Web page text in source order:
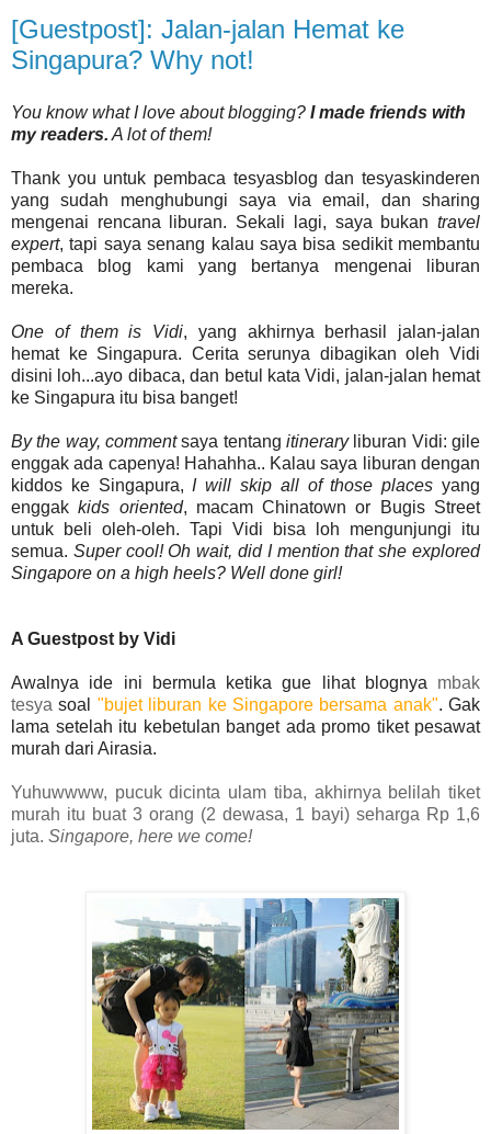
[Guestpost]: Jalan-jalan Hemat ke
Singapura? Why not!
You know what I love about blogging? I made friends with
my readers. A lot of them!
Thank you untuk pembaca tesyasblog dan tesyaskinderen
yang sudah menghubungi saya via email, dan sharing
mengenai rencana liburan. Sekali lagi, saya bukan travel
expert, tapi saya senang kalau saya bisa sedikit membantu
pembaca blog kami yang bertanya mengenai liburan
mereka.
One of them is Vidi, yang akhirnya berhasil jalan-jalan
hemat ke Singapura. Cerita serunya dibagikan oleh Vidi
disini loh...ayo dibaca, dan betul kata Vidi, jalan-jalan hemat
ke Singapura itu bisa banget!
By the way, commentsaya tentangitineraryliburan Vidi: gile
enggak ada capenya! Hahahha.. Kalau saya liburan dengan
kiddos ke Singapura, I will skip all of those places yang
enggakkids oriented, macam Chinatown or Bugis Street
untuk beli oleh-oleh. Tapi Vidi bisa loh mengunjungi itu
semua. Super cool! Oh wait, did I mention that she explored
Singapore on a high heels? Well done girl!
A Guestpost by Vidi
Awalnya ide ini bermula ketika gue lihat blognya mbak
tesya soal "bujet liburan ke Singapore bersama anak". Gak
lama setelah itu kebetulan banget ada promo tiket pesawat
murah dari Airasia.
Yuhuwwww, pucuk dicinta ulam tiba, akhirnya belilah tiket
murah itu buat 3 orang (2 dewasa, 1 bayi) seharga Rp 1,6
juta. Singapore, here we come!